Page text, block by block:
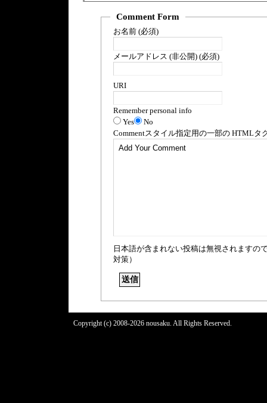
Comment Form
お名前 (必須)
メールアドレス (非公開) (必須)
URI
Remember personal info
Yes
No
Commentスタイル指定用の一部の HTMLタ
日本語が含まれない投稿は無視されますの
対策）
Copyright (c) 2008-2026 nousaku. All Rights Reserved.